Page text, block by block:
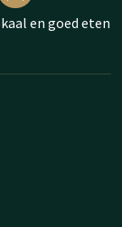
en goed eten